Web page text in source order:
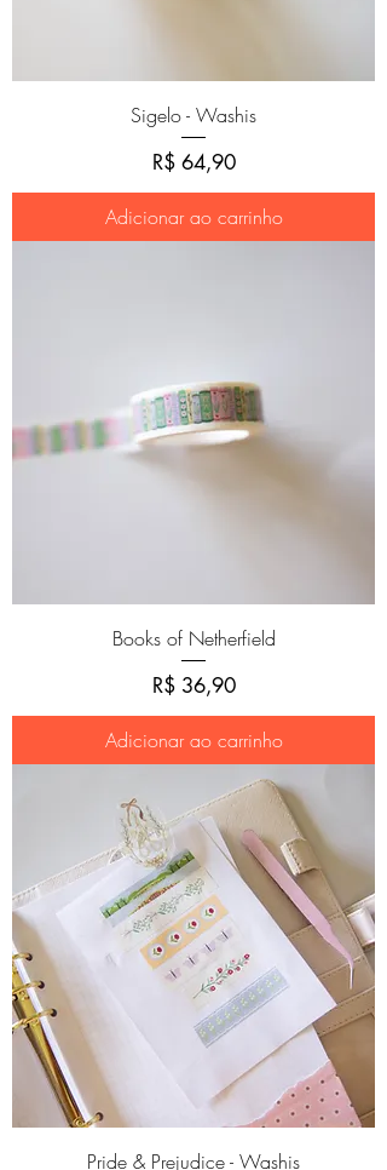
Sigelo - Washis
Preço
R$ 64,90
Adicionar ao carrinho
Books of Netherfield
Preço
R$ 36,90
Adicionar ao carrinho
Pride & Prejudice - Washis